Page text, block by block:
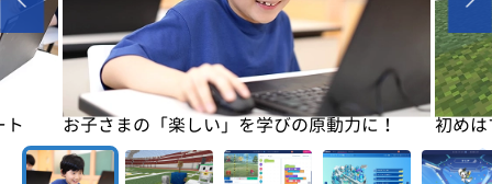
！ 初めはマイクラで楽しく基本を学びます 基本